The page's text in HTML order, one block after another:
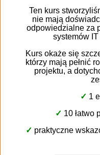
Jesteś
na
w
zespół? Jak stworzyć
Jaką metodykę